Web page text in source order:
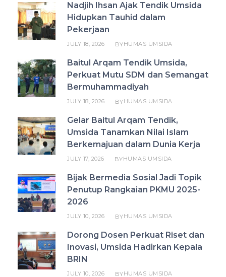
Nadjih Ihsan Ajak Tendik Umsida
Hidupkan Tauhid dalam
Pekerjaan
JULY 18, 2026 BYHUMAS UMSIDA
Baitul Arqam Tendik Umsida,
Perkuat Mutu SDM dan Semangat
Bermuhammadiyah
JULY 18, 2026 BYHUMAS UMSIDA
Gelar Baitul Arqam Tendik,
Umsida Tanamkan Nilai Islam
Berkemajuan dalam Dunia Kerja
JULY 17, 2026 BYHUMAS UMSIDA
Bijak Bermedia Sosial Jadi Topik
Penutup Rangkaian PKMU 2025-
2026
JULY 10, 2026 BYHUMAS UMSIDA
Dorong Dosen Perkuat Riset dan
Inovasi, Umsida Hadirkan Kepala
BRIN
JULY 10, 2026 BYHUMAS UMSIDA